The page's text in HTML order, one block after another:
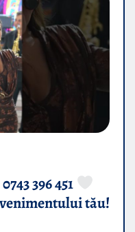
396 451
tău!